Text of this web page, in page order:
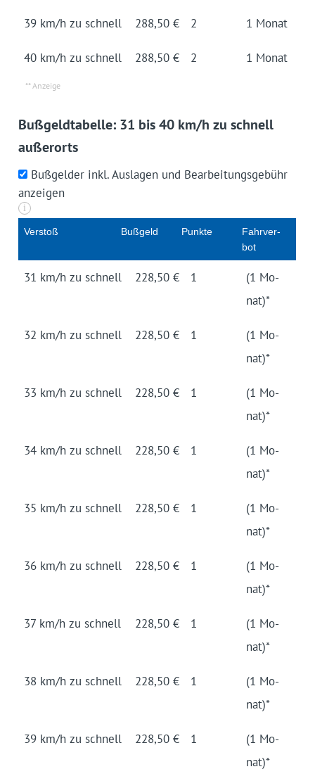
39 km/h zu schnell 288,50 € 2 1 Mo­nat
40 km/h zu schnell 288,50 € 2 1 Mo­nat
Bußgeldtabelle: 31 bis 40 km/h zu schnell
außerorts
Bußgelder inkl. Auslagen und Bearbeitungsgebühr
anzeigen
i
Ver­stoß Buß­geld Punk­te
Fahr­ver­
bot
31 km/h zu schnell 228,50 € 1
(1 Mo­
nat)*
32 km/h zu schnell 228,50 € 1
(1 Mo­
nat)*
33 km/h zu schnell 228,50 € 1
(1 Mo­
nat)*
34 km/h zu schnell 228,50 € 1
(1 Mo­
nat)*
35 km/h zu schnell 228,50 € 1
(1 Mo­
nat)*
36 km/h zu schnell 228,50 € 1
(1 Mo­
nat)*
37 km/h zu schnell 228,50 € 1
(1 Mo­
nat)*
38 km/h zu schnell 228,50 € 1
(1 Mo­
nat)*
39 km/h zu schnell 228,50 € 1
(1 Mo­
nat)*